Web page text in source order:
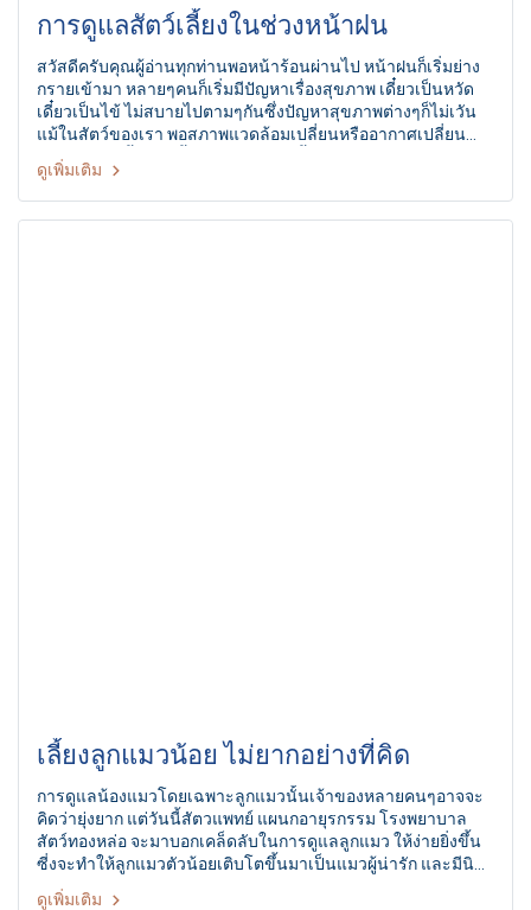
การดูแลสัตว์เลี้ยงในช่วงหน้าฝน
สวัสดีครับคุณผู้อ่านทุกท่านพอหน้าร้อนผ่านไป หน้าฝนก็เริ่มย่าง
กรายเข้ามา หลายๆคนก็เริ่มมีปัญหาเรื่องสุขภาพ เดี๋ยวเป็นหวัด
เดี๋ยวเป็นไข้ ไม่สบายไปตามๆกันซึ่งปัญหาสุขภาพต่างๆก็ไม่เวัน
แม้ในสัตว์ของเรา พอสภาพแวดล้อมเปลี่ยนหรืออากาศเปลี่ยน
ฝนตก ความชื้นเพิ่มขึ้น บางทีร่างกายทั้งคนและสัตว์ก็ปรับตัว
ไม่ทัน พลอยป่วยไข้ได้ง่ายๆนะครับ เดี๋ยวเราจะมาคุยกันเรื่องการ
ดูแลสุขภาพสัตว์เลี้ยงในช่วงหน้าฝนกันพอคร่าวๆ โดยผมจะแบ่ง
เป็นระบบต่างๆเพื่อให้เข้าใจได้ง่ายขึ้นและเป็นเรื่องที่เจอบ่อยๆใน
ดูเพิ่มเติม
เลี้ยงลูกแมวน้อย ไม่ยากอย่างที่คิด
การดูแลน้องแมวโดยเฉพาะลูกแมวนั้นเจ้าของหลายคนๆอาจจะ
คิดว่ายุ่งยาก แต่วันนี้สัตวแพทย์ แผนกอายุรกรรม โรงพยาบาล
สัตว์ทองหล่อ จะมาบอกเคล็ดลับในการดูแลลูกแมว ให้ง่ายยิ่งขึ้น
ซี่งจะทำให้ลูกแมวตัวน้อยเติบโตขึ้นมาเป็นแมวผู้น่ารัก และมีนิสัย
ที่ดีได้นั่นเอง
ดูเพิ่มเติม